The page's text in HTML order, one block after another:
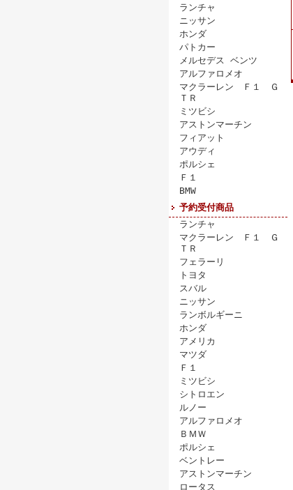
ランチャ
ニッサン
ホンダ
パトカー
メルセデス ベンツ
アルファロメオ
マクラーレン Ｆ１ Ｇ
ＴＲ
ミツビシ
アストンマーチン
フィアット
アウディ
ポルシェ
Ｆ１
BMW
予約受付商品
ランチャ
マクラーレン Ｆ１ Ｇ
ＴＲ
フェラーリ
トヨタ
スバル
ニッサン
ランボルギーニ
ホンダ
アメリカ
マツダ
Ｆ１
ミツビシ
シトロエン
ルノー
アルファロメオ
ＢＭＷ
ポルシェ
ベントレー
アストンマーチン
ロータス